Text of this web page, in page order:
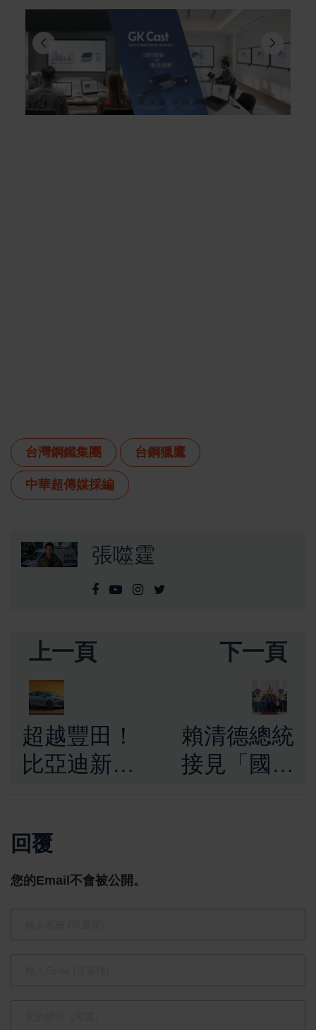
台灣鋼鐵集團 台鋼獵鷹
中華超傳媒採編
張噬霆
上一頁
超越豐田！
比亞迪新一
球續航新高
下一頁
賴清德總統
接見「國際
回覆
您的Email不會被公開。